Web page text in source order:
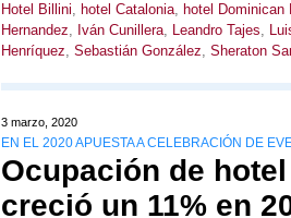
Hotel Billini, hotel Catalonia, hotel Dominican
Hernandez, Iván Cunillera, Leandro Tajes,
Henríquez, Sebastián González, Sheraton
3 marzo, 2020
EN EL 2020 APUESTA A CELEBRACIÓN DE
Ocupación de
creció un 11% en